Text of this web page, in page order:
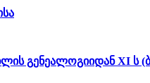
გენეალოგიიდან XI ს